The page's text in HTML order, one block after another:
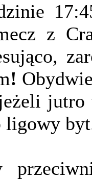
z
!
ligowy